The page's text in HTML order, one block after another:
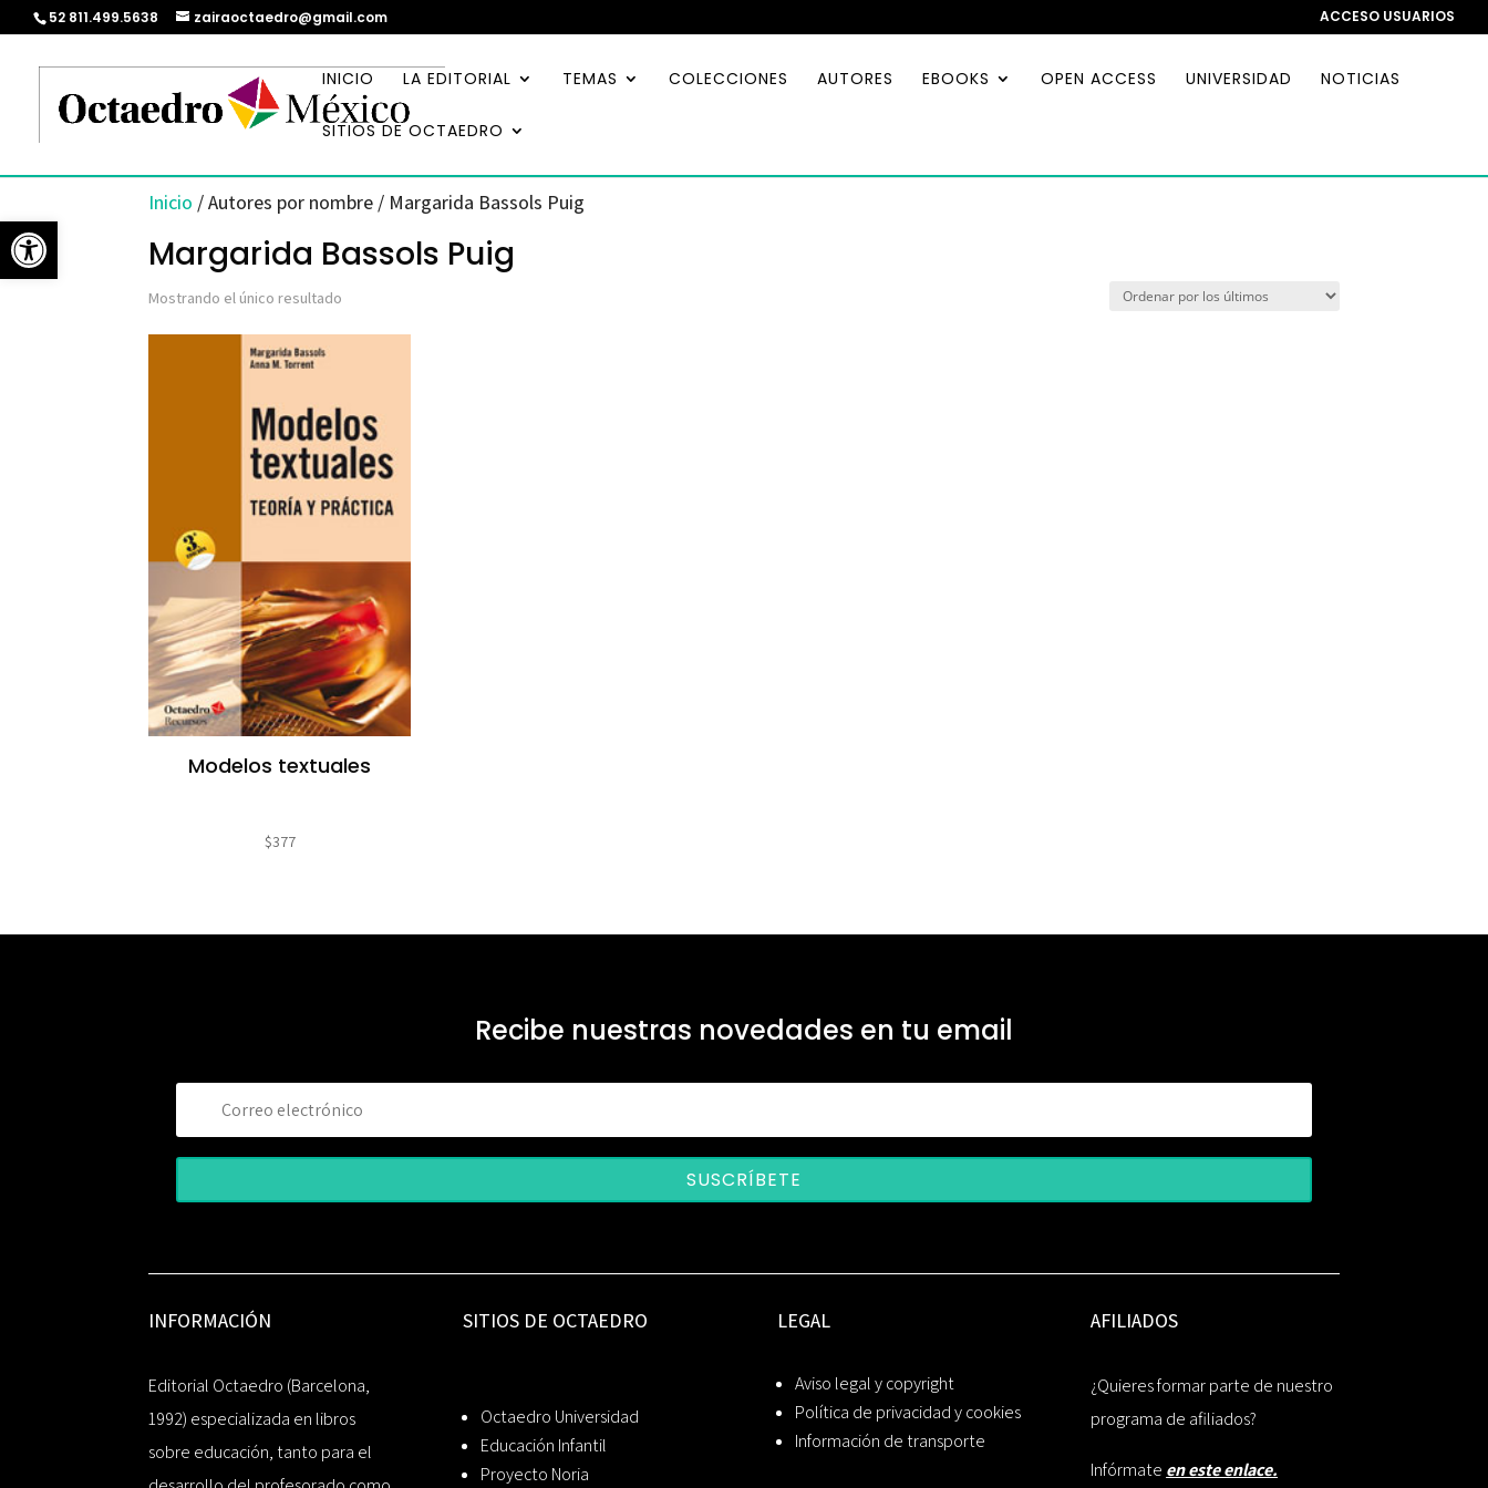
Abrir barra de herramientas
52 811.499.5638 zairaoctaedro@gmail.com ACCESO USUARIOS
INICIO LA EDITORIAL TEMAS COLECCIONES AUTORES EBOOKS OPEN ACCESS UNIVERSIDAD NOTICIAS
SITIOS DE OCTAEDRO
Inicio / Autores por nombre / Margarida Bassols Puig
Margarida Bassols Puig
Mostrando el único resultado
Modelos textuales
$377
Recibe nuestras novedades en tu email
SUSCRÍBETE
INFORMACIÓN
Editorial Octaedro (Barcelona,
1992) especializada en libros
sobre educación, tanto para el
SITIOS DE OCTAEDRO
Octaedro Universidad
Educación Infantil
Proyecto Noria
LEGAL
Aviso legal y copyright
Política de privacidad y cookies
Información de transporte
AFILIADOS
¿Quieres formar parte de nuestro
programa de afiliados?
Infórmate en este enlace.